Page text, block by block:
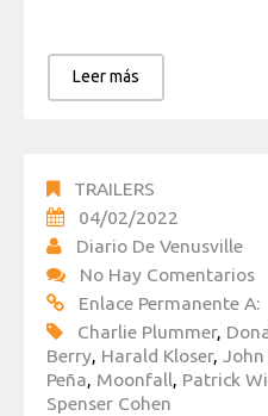
Leer más
TRAILERS
04/02/2022
Diario De Venusville
No Hay Comentarios
Enlace Permanente A:
Charlie Plummer,
Berry, Harald Kloser,
Peña, Moonfall, Patrick
Spenser Cohen